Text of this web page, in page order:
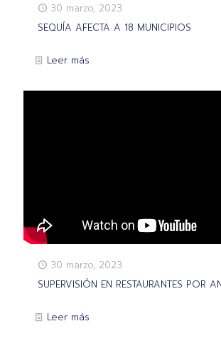
30 marzo, 2023
SEQUÍA AFECTA A 18 MUNICIPIOS
Leer más
30 marzo, 2023
SUPERVISIÓN EN RESTAURANTES POR
Leer más